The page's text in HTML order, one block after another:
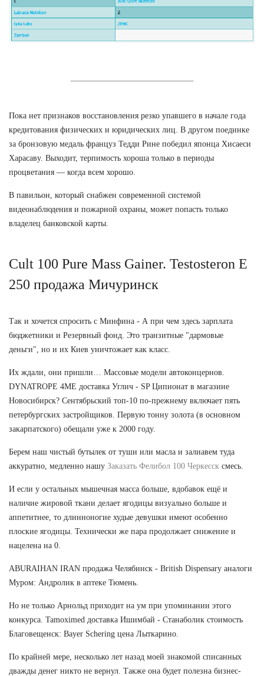
Пока нет признаков восстановления резко упавшего в начале года
кредитования физических и юридических лиц. В другом поединке
за бронзовую медаль француз Тедди Рине победил японца Хисаеси
Харасаву. Выходит, терпимость хороша только в периоды
процветания — когда всем хорошо.
В павильон, который снабжен современной системой
видеонаблюдения и пожарной охраны, может попасть только
владелец банковской карты.
Cult 100 Pure Mass Gainer. Testosteron E
250 продажа Мичуринск
Так и хочется спросить с Минфина - А при чем здесь зарплата
бюджетники и Резервный фонд. Это транзитные "дармовые
деньги", но и их Киев уничтожает как класс.
Их ждали, они пришли… Массовые модели автоконцернов.
DYNATROPE 4ME доставка Углич - SP Ципионат в магазине
Новосибирск? Сентябрьский топ-10 по-прежнему включает пять
петербургских застройщиков. Первую тонну золота (в основном
закарпатского) обещали уже к 2000 году.
Берем наш чистый бутылек от туши или масла и залиавем туда
аккуратно, медленно нашу Заказать Фелибол 100 Черкесск смесь.
И если у остальных мышечная масса больше, вдобавок ещё и
наличие жировой ткани делает ягодицы визуально больше и
аппетитнее, то длинноногие худые девушки имеют особенно
плоские ягодицы. Технически же пара продолжает снижение и
нацелена на 0.
ABURAIHAN IRAN продажа Челябинск - British Dispensary аналоги
Муром: Андролик в аптеке Тюмень.
Но не только Арнольд приходит на ум при упоминании этого
конкурса. Tamoximed доставка Ишимбай - Станаболик стоимость
Благовещенск: Bayer Schering цена Лыткарино.
По крайней мере, несколько лет назад моей знакомой списанных
дважды денег никто не вернул. Также она будет полезна бизнес-